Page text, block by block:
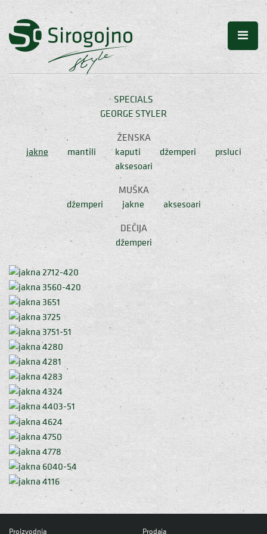
SPECIALS
GEORGE STYLER
ŽENSKA
jakne
mantili kaputi džemperi
prsluci
aksesoari
MUŠKA
džemperi
jakne
aksesoari
DEČIJA
džemperi
Proizvodnja Prodaja